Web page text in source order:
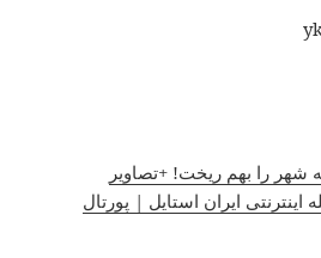
شهر را بهم ریخت! +تصاویر
اینترنتی ایران استایل | پورتال